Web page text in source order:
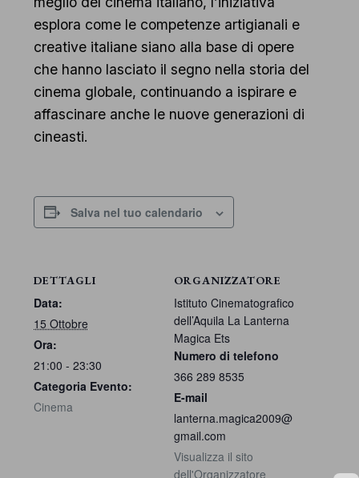
esplora come le competenze artigianali e
creative italiane siano alla base di opere
che hanno lasciato il segno nella storia del
cinema globale, continuando a ispirare e
affascinare anche le nuove generazioni di
cineasti.
Salva nel tuo calendario
DETTAGLI
Data:
15 Ottobre
Ora:
21:00 - 23:30
Categoria Evento:
Cinema
ORGANIZZATORE
Istituto Cinematografico
dell’Aquila La Lanterna
Magica Ets
Numero di telefono
366 289 8535
E-mail
lanterna.magica2009@
gmail.com
Visualizza il sito
dell'Organizzatore